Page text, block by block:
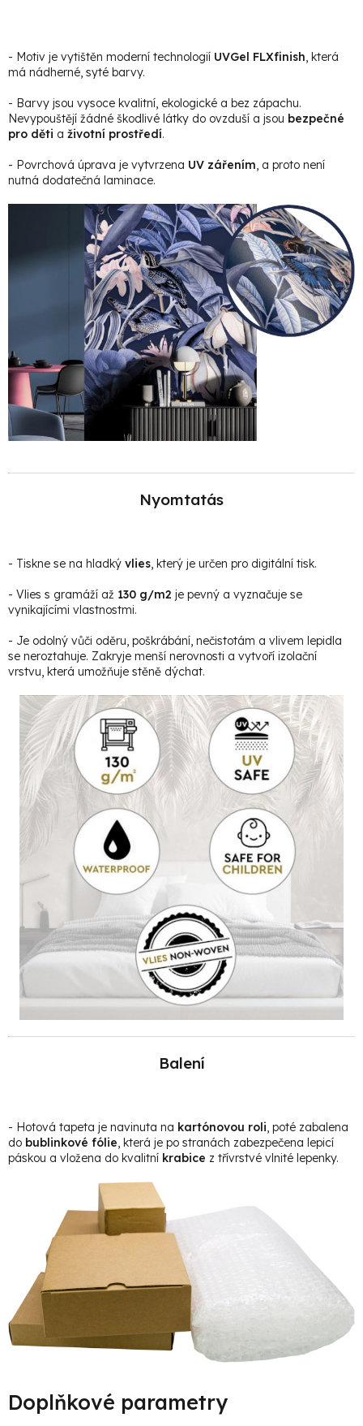
- Motiv je vytištěn moderní technologií UVGel FLXfinish, která
má nádherné, syté barvy.
- Barvy jsou vysoce kvalitní, ekologické a bez zápachu.
Nevypouštějí žádné škodlivé látky do ovzduší a jsou bezpečné
pro děti a životní prostředí.
- Povrchová úprava je vytvrzena UV zářením, a proto není
nutná dodatečná laminace.
Nyomtatás
- Tiskne se na hladký vlies, který je určen pro digitální tisk.
- Vlies s gramáží až 130 g/m2 je pevný a vyznačuje se
vynikajícími vlastnostmi.
- Je odolný vůči oděru, poškrábání, nečistotám a vlivem lepidla
se neroztahuje. Zakryje menší nerovnosti a vytvoří izolační
vrstvu, která umožňuje stěně dýchat.
Balení
- Hotová tapeta je navinuta na kartónovou roli, poté zabalena
do bublinkové fólie, která je po stranách zabezpečena lepicí
páskou a vložena do kvalitní krabice z třívrstvé vlnité lepenky.
Doplňkové parametry